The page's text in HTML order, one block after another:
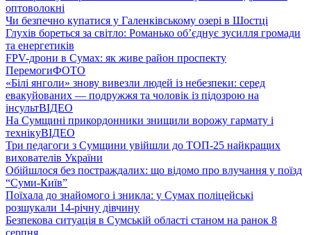
оптоволокні
Чи безпечно купатися у Галенківському озері в Шостці
Глухів бореться за світло: Романько об’єднує зусилля громади
та енергетиків
FPV-дрони в Сумах: як живе район проспекту
ПеремогиФОТО
«Білі янголи» знову вивезли людей із небезпеки: серед
евакуйованих — подружжя та чоловік із підозрою на
інсультВІДЕО
На Сумщині прикордонники знищили ворожу гармату і
технікуВІДЕО
Три педагоги з Сумщини увійшли до ТОП-25 найкращих
вихователів України
Обійшлося без постраждалих: що відомо про влучання у поїзд
“Суми-Київ”
Поїхала до знайомого і зникла: у Сумах поліцейські
розшукали 14-річну дівчину
Безпекова ситуація в Сумській області станом на ранок 8
серпня